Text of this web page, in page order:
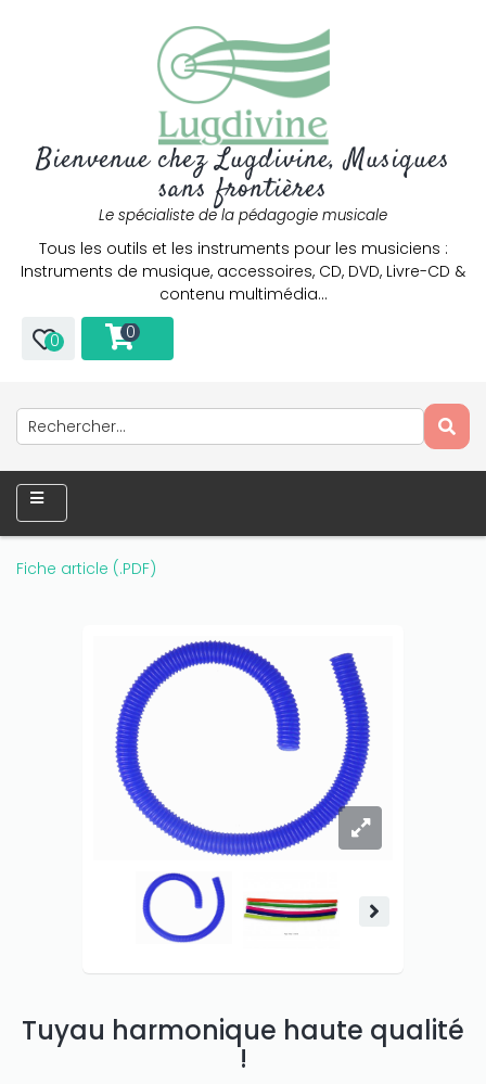
Bienvenue chez Lugdivine, Musiques
sans frontières
Le spécialiste de la pédagogie musicale
Tous les outils et les instruments pour les musiciens :
Instruments de musique, accessoires, CD, DVD, Livre-CD &
contenu multimédia…
0 0
Fiche article (.PDF)
Tuyau harmonique haute qualité
!